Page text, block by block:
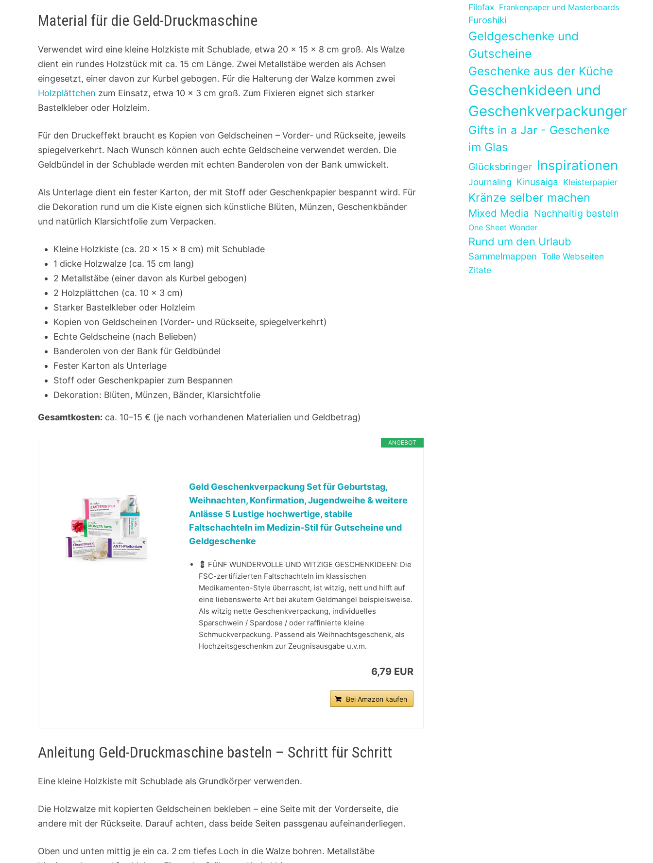
Material für die Geld-Druckmaschine
Verwendet wird eine kleine Holzkiste mit Schublade, etwa 20 × 15 × 8 cm groß. Als Walze
dient ein rundes Holzstück mit ca. 15 cm Länge. Zwei Metallstäbe werden als Achsen
eingesetzt, einer davon zur Kurbel gebogen. Für die Halterung der Walze kommen zwei
Holzplättchen zum Einsatz, etwa 10 × 3 cm groß. Zum Fixieren eignet sich starker
Bastelkleber oder Holzleim.
Für den Druckeffekt braucht es Kopien von Geldscheinen – Vorder- und Rückseite, jeweils
spiegelverkehrt. Nach Wunsch können auch echte Geldscheine verwendet werden. Die
Geldbündel in der Schublade werden mit echten Banderolen von der Bank umwickelt.
Als Unterlage dient ein fester Karton, der mit Stoff oder Geschenkpapier bespannt wird. Für
die Dekoration rund um die Kiste eignen sich künstliche Blüten, Münzen, Geschenkbänder
und natürlich Klarsichtfolie zum Verpacken.
Kleine Holzkiste (ca. 20 × 15 × 8 cm) mit Schublade
1 dicke Holzwalze (ca. 15 cm lang)
2 Metallstäbe (einer davon als Kurbel gebogen)
2 Holzplättchen (ca. 10 × 3 cm)
Starker Bastelkleber oder Holzleim
Kopien von Geldscheinen (Vorder- und Rückseite, spiegelverkehrt)
Echte Geldscheine (nach Belieben)
Banderolen von der Bank für Geldbündel
Fester Karton als Unterlage
Stoff oder Geschenkpapier zum Bespannen
Dekoration: Blüten, Münzen, Bänder, Klarsichtfolie
Gesamtkosten: ca. 10–15 € (je nach vorhandenen Materialien und Geldbetrag)
ANGEBOT
Geld Geschenkverpackung Set für Geburtstag,
Weihnachten, Konfirmation, Jugendweihe & weitere
Anlässe 5 Lustige hochwertige, stabile
Faltschachteln im Medizin-Stil für Gutscheine und
Geldgeschenke
💈 FÜNF WUNDERVOLLE UND WITZIGE GESCHENKIDEEN: Die
FSC-zertifizierten Faltschachteln im klassischen
Medikamenten-Style überrascht, ist witzig, nett und hilft auf
eine liebenswerte Art bei akutem Geldmangel beispielsweise.
Als witzig nette Geschenkverpackung, individuelles
Sparschwein / Spardose / oder raffinierte kleine
Schmuckverpackung. Passend als Weihnachtsgeschenk, als
Hochzeitsgeschenkm zur Zeugnisausgabe u.v.m.
6,79 EUR
Bei Amazon kaufen
Anleitung Geld-Druckmaschine basteln – Schritt für Schritt
Eine kleine Holzkiste mit Schublade als Grundkörper verwenden.
Die Holzwalze mit kopierten Geldscheinen bekleben – eine Seite mit der Vorderseite, die
andere mit der Rückseite. Darauf achten, dass beide Seiten passgenau aufeinanderliegen.
Oben und unten mittig je ein ca. 2 cm tiefes Loch in die Walze bohren. Metallstäbe
Filofax Frankenpaper und Masterboards
Furoshiki
Geldgeschenke und
Gutscheine
Geschenke aus der Küche
Geschenkideen und
Geschenkverpackungen
Gifts in a Jar - Geschenke
im Glas
Glücksbringer Inspirationen
Journaling Kinusaiga Kleisterpapier
Kränze selber machen
Mixed Media Nachhaltig basteln
One Sheet Wonder
Rund um den Urlaub
Sammelmappen Tolle Webseiten
Zitate